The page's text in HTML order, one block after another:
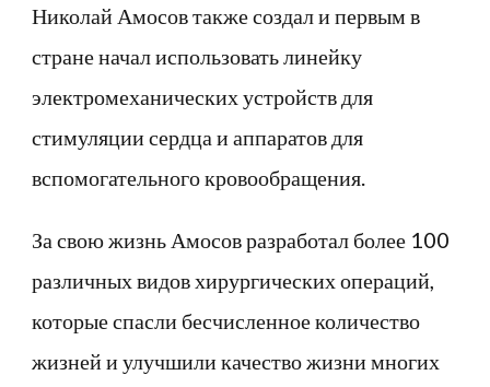
Николай Амосов также создал и первым в
стране начал использовать линейку
электромеханических устройств для
стимуляции сердца и аппаратов для
вспомогательного кровообращения.
За свою жизнь Амосов разработал более 100
различных видов хирургических операций,
которые спасли бесчисленное количество
жизней и улучшили качество жизни многих